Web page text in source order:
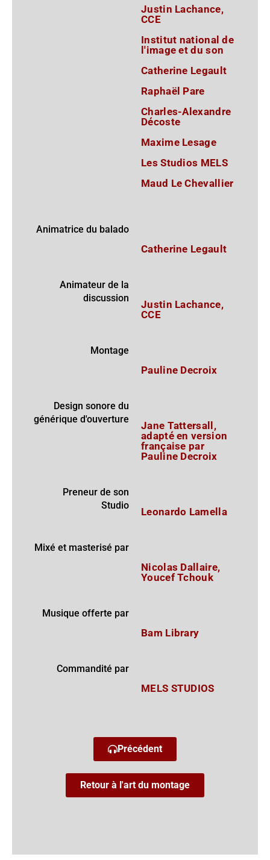
Justin Lachance,
CCE
Institut national de
l'image et du son
Catherine Legault
Raphaël Pare
Charles-Alexandre
Décoste
Maxime Lesage
Les Studios MELS
Maud Le Chevallier
Animatrice du balado
Catherine Legault
Animateur de la
discussion
Justin Lachance,
CCE
Montage
Pauline Decroix
Design sonore du
générique d'ouverture
Jane Tattersall,
adapté en version
française par
Pauline Decroix
Preneur de son
Studio
Leonardo Lamella
Mixé et masterisé par
Nicolas Dallaire,
Youcef Tchouk
Musique offerte par
Bam Library
Commandité par
MELS STUDIOS
Précédent
Retour à l'art du montage